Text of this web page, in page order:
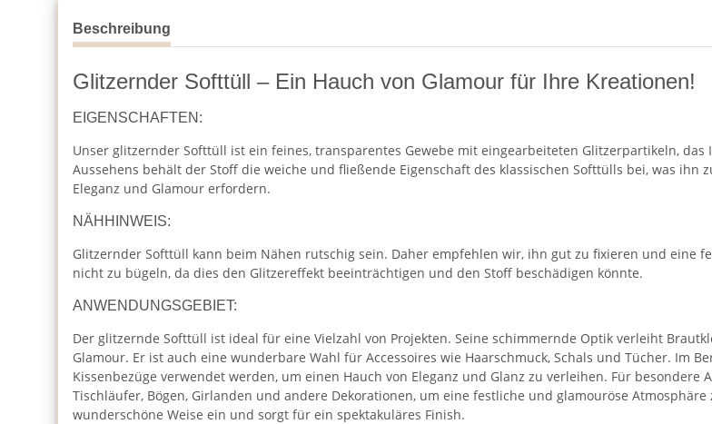
Beschreibung
Glitzernder Softtüll – Ein Hauch von Glamour für Ihre Kreationen!
EIGENSCHAFTEN:
Unser glitzernder Softtüll ist ein feines, transparentes Gewebe mit eingearbeiteten Glitzerpartikeln,
Aussehens behält der Stoff die weiche und fließende Eigenschaft des klassischen Softtülls bei, was ihn
Eleganz und Glamour erfordern.
NÄHHINWEIS:
Glitzernder Softtüll kann beim Nähen rutschig sein. Daher empfehlen wir, ihn gut zu fixieren und eine
nicht zu bügeln, da dies den Glitzereffekt beeinträchtigen und den Stoff beschädigen könnte.
ANWENDUNGSGEBIET:
Der glitzernde Softtüll ist ideal für eine Vielzahl von Projekten. Seine schimmernde Optik verleiht
Glamour. Er ist auch eine wunderbare Wahl für Accessoires wie Haarschmuck, Schals und Tücher. Im
Kissenbezüge verwendet werden, um einen Hauch von Eleganz und Glanz zu verleihen. Für
Tischläufer, Bögen, Girlanden und andere Dekorationen, um eine festliche und glamouröse
wunderschöne Weise ein und sorgt für ein spektakuläres Finish.